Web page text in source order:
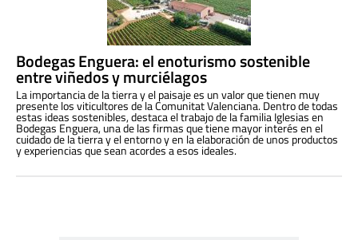
Bodegas Enguera: el enoturismo sostenible
entre viñedos y murciélagos
La importancia de la tierra y el paisaje es un valor que tienen muy
presente los viticultores de la Comunitat Valenciana. Dentro de todas
estas ideas sostenibles, destaca el trabajo de la familia Iglesias en
Bodegas Enguera, una de las firmas que tiene mayor interés en el
cuidado de la tierra y el entorno y en la elaboración de unos productos
y experiencias que sean acordes a esos ideales.